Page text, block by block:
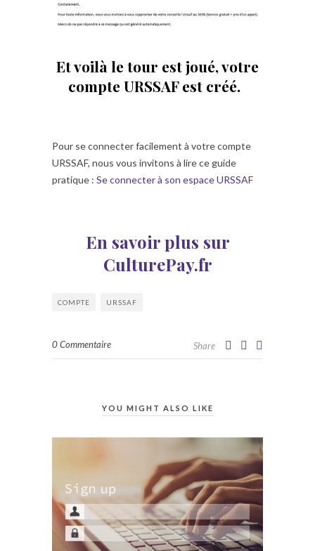
Et voilà le tour est joué, votre
compte URSSAF est créé.
Pour se connecter facilement à votre compte
URSSAF, nous vous invitons à lire ce guide
pratique : Se connecter à son espace URSSAF
En savoir plus sur
CulturePay.fr
COMPTE URSSAF
0 Commentaire Share
YOU MIGHT ALSO LIKE